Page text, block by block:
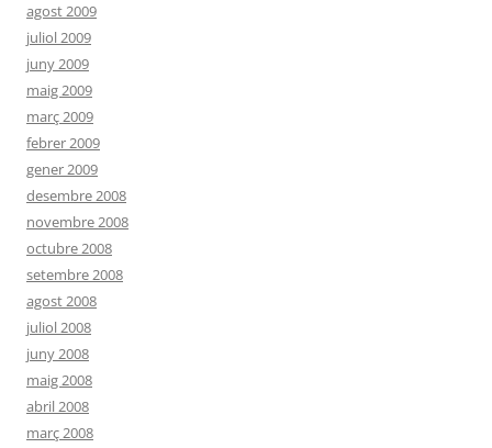
agost 2009
juliol 2009
juny 2009
maig 2009
març 2009
febrer 2009
gener 2009
desembre 2008
novembre 2008
octubre 2008
setembre 2008
agost 2008
juliol 2008
juny 2008
maig 2008
abril 2008
març 2008